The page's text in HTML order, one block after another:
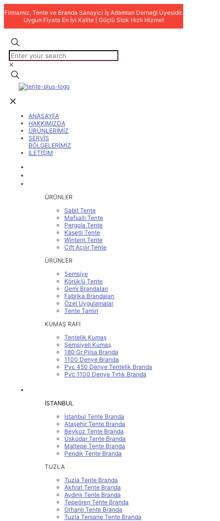
Firmamız, Tente ve Branda Sanayici İş Adamları Derneği Üyesidir.
Uygun Fiyata En İyi Kalite | Güçlü Stok Hızlı Hizmet
✕
✕
ANASAYFA
HAKKIMIZDA
ÜRÜNLERİMİZ
SERVİS
BÖLGELERİMİZ
İLETİŞİM
ÜRÜNLER
Sabit Tente
Mafsallı Tente
Pergola Tente
Kasetli Tente
Wintent Tente
Çift Açılır Tente
ÜRÜNLER
Şemsiye
Körüklü Tente
Gemi Brandaları
Fabrika Brandaları
Özel Uygulamalar
Tente Tamiri
KUMAŞ RAFI
Tentelik Kumaş
Şemsiyeli Kumaş
180 Gr Pilsa Branda
1100 Denye Branda
Pvc 450 Denye Tentelik Branda
Pvc 1100 Denye Tırlık Branda
İSTANBUL
İstanbul Tente Branda
Ataşehir Tente Branda
Beykoz Tente Branda
Üsküdar Tente Branda
Maltepe Tente Branda
Pendik Tente Branda
TUZLA
Tuzla Tente Branda
Akfırat Tente Branda
Aydınlı Tente Branda
Tepeören Tente Branda
Orhanlı Tente Branda
Tuzla Tersane Tente Branda